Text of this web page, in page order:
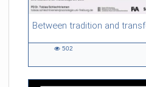
54:13 duration
502